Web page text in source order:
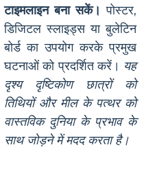
टाइमलाइन बना सकें। पोस्टर,
डिजिटल स्लाइड्स या बुलेटिन
बोर्ड का उपयोग करके प्रमुख
घटनाओं को प्रदर्शित करें। यह
दृश्य दृष्टिकोण छात्रों को
तिथियों और मील के पत्थर को
वास्तविक दुनिया के प्रभाव के
साथ जोड़ने में मदद करता है।